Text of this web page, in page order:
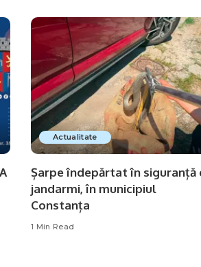
Actualitate
Șarpe îndepărtat în siguranță
jandarmi, în municipiul
Constanța
1 Min Read